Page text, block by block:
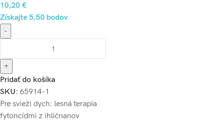
10,20 €
Získajte 5,50 bodov.
-
+
Pridať do košíka
SKU: 65914-1
Pre svieži dych: lesná terapia
fytoncídmi z ihličnanov